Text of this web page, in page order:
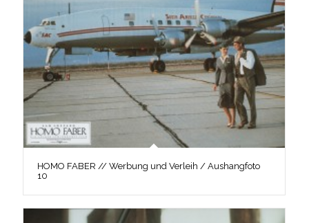
HOMO FABER // Werbung und Verleih / Aushangfoto
10